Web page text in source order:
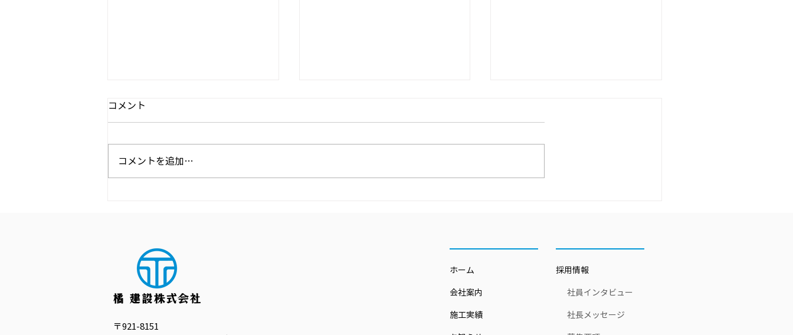
コメント
コメントを追加…
〒921-8151
ホーム
会社案内
施工実績
採用情報
​社員インタビュー
​社長メッセージ